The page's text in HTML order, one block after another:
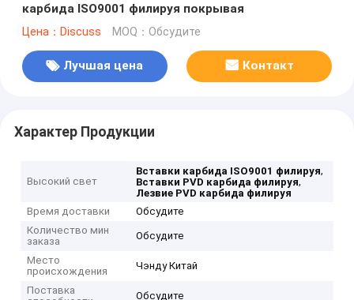
карбида ISO9001 филируя покрывая
Цена：Discuss MOQ：Обсудите
Лучшая цена Контакт
Характер Продукции
Высокий свет
Вставки карбида ISO9001 филируя,
Вставки PVD карбида филируя,
Лезвие PVD карбида филируя
Время доставки
Обсудите
Количество мин
заказа
Обсудите
Место
происхождения
Чэнду Китай
Поставка
Обсудите